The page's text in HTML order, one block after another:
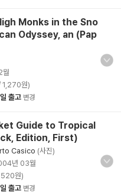
Monks in the Sno
Odyssey, an (Pap
월
1,270원)
출고 변경
Guide to Tropical
Edition, First)
Casico (사진)
년 03월
520원)
출고 변경